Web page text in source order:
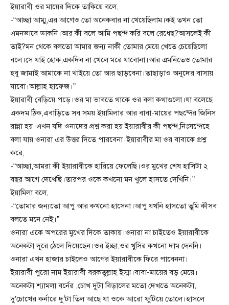
ইয়ারাবী ওর মায়ের দিকে তাকিয়ে বলে,
-“আচ্ছা আম্মু,এর আগেও তো অনেকবার না খেয়েছিলাম।কই তখন তো
এমনভাবে ডাকনি।আর কী বলে আমি পছন্দ করি বলে রেধেছ?আসলেই কী
তাই?মন থেকে বলতো আমার জন্য নাকী তোমার মেয়ে খেতে চেয়েছিলো
বলে।সে যাই হোক,একদিন না খেলে মরে যাবোনা।আর এমনিতেও তোমার
হবু জামাই আমাকে না খাইয়ে তো আর ছাড়বেনা।তাছাড়াও অনুদের বাসায়
যাবো।আল্লাহ হাফেজ।”
ইয়ারাবী বেড়িয়ে পড়ে।ওর মা ভাবতে থাকে ওর বলা কথাগুলো।যা বলেছে
একদম ঠিক,এবাড়িতে সব সময় ইয়ামিলার আর বাবা-মায়ের পছন্দের জিনিস
রান্না হয়।এখন যদি ওনাদের প্রশ্ন করা হয় ইয়ারাবীর কী পছন্দ,নিঃসন্দেহে
বলা যায় ওনারা এর উত্তর দিতে পারবেনা।ইয়ারাবীর মা ওর বাবাকে প্রশ্ন
করে,
-“আচ্ছা,আমরা কী ইয়ারাবীকে হারিয়ে ফেলেছি।ওর মুখের শেষ হাসিটা ২
বছর আগে দেখেছি।তারপর ওকে কখনো মন খুলে হাসতে দেখিনি।”
ইয়ামিলা বলে,
-“তোমার জন্যতো আপু আর কখনো হাসেনা।আপু যখনি হাসতো তুমি কীসব
বলতে মনে নেই।”
ওনারা একে অপরের মুখের দিকে তাকায়।ওনারা না চাইতেও ইয়ারাবীকে
অনেকটা দূরে ঠেলে দিয়েছেন।ওর ইচ্ছা,ওর খুসির কখনো দাম দেননি।
ওনারা এখন হাজার চাইলেও আগের ইয়ারাবীকে ফিরে পাবেননা।
ইয়ারাবী পুরো নাম ইয়ারাবী বরকতুল্লাহ ইস্মা।বাবা-মায়ের বড় মেয়ে।
অনেকটা শ্যামলা বর্নের ,চোখ দুটা বিড়ালের মতো দেখতে অনেকটা,
দু’চোখের কর্নারে দু’টা তিল আছে যা ওকে আরো ফুটিয়ে তোলে।হাসলে